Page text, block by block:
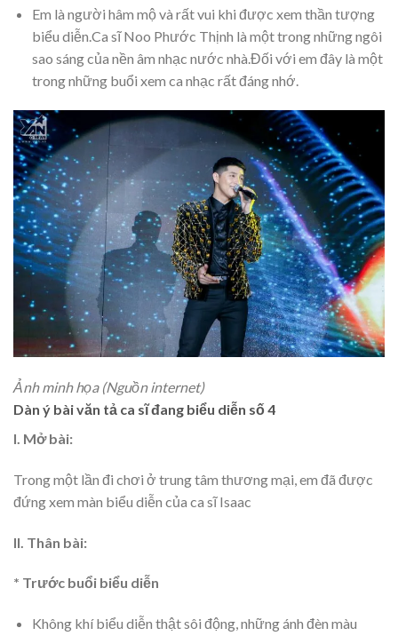
Em là người hâm mộ và rất vui khi được xem thần tượng
biểu diễn.Ca sĩ Noo Phước Thịnh là một trong những ngôi
sao sáng của nền âm nhạc nước nhà.Đối với em đây là một
trong những buổi xem ca nhạc rất đáng nhớ.
Ảnh minh họa (Nguồn internet)
Dàn ý bài văn tả ca sĩ đang biểu diễn số 4
I. Mở bài:
Trong một lần đi chơi ở trung tâm thương mại, em đã được
đứng xem màn biểu diễn của ca sĩ Isaac
II. Thân bài:
* Trước buổi biểu diễn
Không khí biểu diễn thật sôi động, những ánh đèn màu